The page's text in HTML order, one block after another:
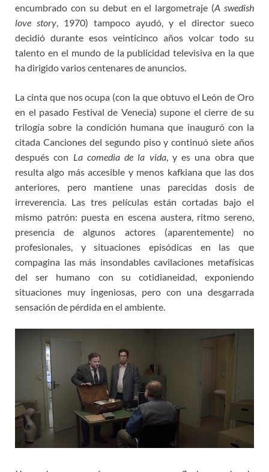
encumbrado con su debut en el largometraje (A swedish
love story, 1970) tampoco ayudó, y el director sueco
decidió durante esos veinticinco años volcar todo su
talento en el mundo de la publicidad televisiva en la que
ha dirigido varios centenares de anuncios.
La cinta que nos ocupa (con la que obtuvo el León de Oro
en el pasado Festival de Venecia) supone el cierre de su
trilogía sobre la condición humana que inauguró con la
citada Canciones del segundo piso y continuó siete años
después con La comedia de la vida, y es una obra que
resulta algo más accesible y menos kafkiana que las dos
anteriores, pero mantiene unas parecidas dosis de
irreverencia. Las tres películas están cortadas bajo el
mismo patrón: puesta en escena austera, ritmo sereno,
presencia de algunos actores (aparentemente) no
profesionales, y situaciones episódicas en las que
compagina las más insondables cavilaciones metafísicas
del ser humano con su cotidianeidad, exponiendo
situaciones muy ingeniosas, pero con una desgarrada
sensación de pérdida en el ambiente.